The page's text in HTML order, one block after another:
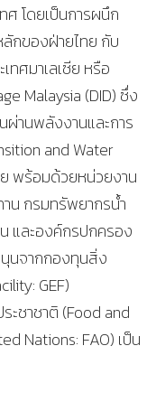
ศ โดยเป็นการผนึก
ลักของฝ่ายไทย กับ
ทศมาเลเซีย หรือ
Malaysia (DID) ซึ่ง
ผ่านพลังงานและการ
and Water
ย พร้อมด้วยหน่วยงาน
น กรมทรัพยากรน้ำ
และองค์กรปกครอง
นจากกองทุนสิ่ง
GEF)
ะชาชาติ (Food and
Nations: FAO) เป็น